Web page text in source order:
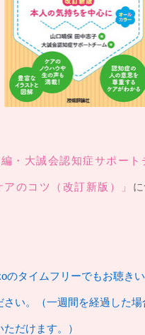
・大誠会認知症サポー
のコツ（改訂新版）」
のタイムフリーでもお聴き
さい。（一週間を経過した
だけます。）